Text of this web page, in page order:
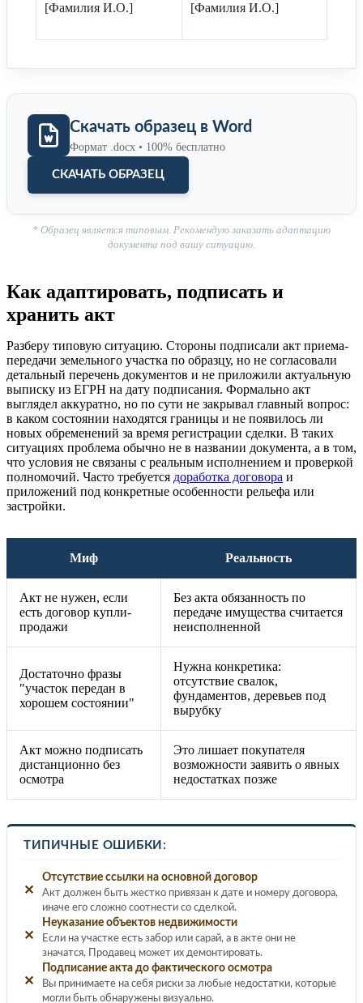
[Фамилия И.О.]
[Фамилия И.О.]
Скачать образец в Word
Формат .docx • 100% бесплатно
СКАЧАТЬ ОБРАЗЕЦ
* Образец является типовым. Рекомендую заказать адаптацию
документа под вашу ситуацию.
Как адаптировать, подписать и
хранить акт
Разберу типовую ситуацию. Стороны подписали акт приема-
передачи земельного участка по образцу, но не согласовали
детальный перечень документов и не приложили актуальную
выписку из ЕГРН на дату подписания. Формально акт
выглядел аккуратно, но по сути не закрывал главный вопрос:
в каком состоянии находятся границы и не появилось ли
новых обременений за время регистрации сделки. В таких
ситуациях проблема обычно не в названии документа, а в том,
что условия не связаны с реальным исполнением и проверкой
полномочий. Часто требуется доработка договора и
приложений под конкретные особенности рельефа или
застройки.
Миф Реальность
Акт не нужен, если
есть договор купли-
продажи
Без акта обязанность по
передаче имущества считается
неисполненной
Достаточно фразы
"участок передан в
хорошем состоянии"
Нужна конкретика:
отсутствие свалок,
фундаментов, деревьев под
вырубку
Акт можно подписать
дистанционно без
осмотра
Это лишает покупателя
возможности заявить о явных
недостатках позже
ТИПИЧНЫЕ ОШИБКИ:
✕
Отсутствие ссылки на основной договор
Акт должен быть жестко привязан к дате и номеру договора,
иначе его сложно соотнести со сделкой.
✕
Неуказание объектов недвижимости
Если на участке есть забор или сарай, а в акте они не
значатся, Продавец может их демонтировать.
✕
Подписание акта до фактического осмотра
Вы принимаете на себя риски за любые недостатки, которые
могли быть обнаружены визуально.